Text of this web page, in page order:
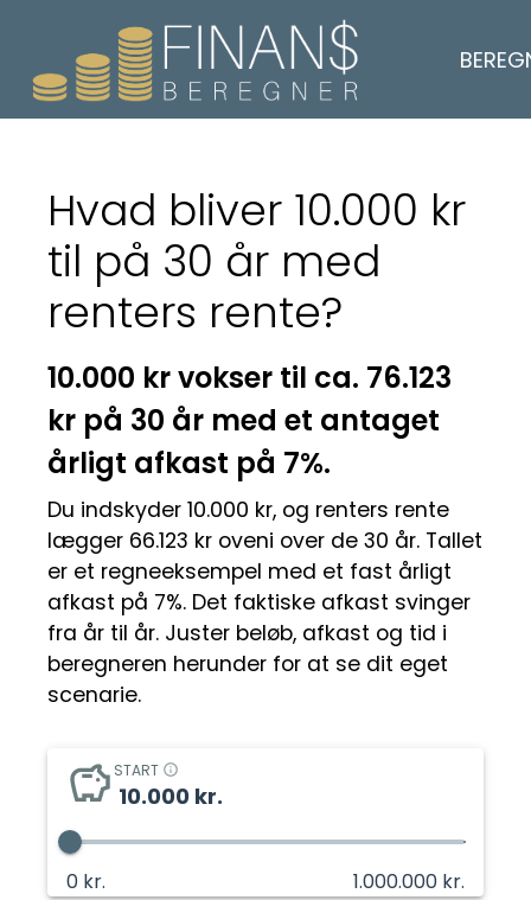
Hvad bliver 10.000 kr
til på 30 år med
renters rente?
10.000 kr vokser til ca. 76.123
kr på 30 år med et antaget
årligt afkast på 7%.
Du indskyder 10.000 kr, og renters rente
lægger 66.123 kr oveni over de 30 år. Tallet
er et regneeksempel med et fast årligt
afkast på 7%. Det faktiske afkast svinger
fra år til år. Juster beløb, afkast og tid i
beregneren herunder for at se dit eget
scenarie.
START
10.000 kr.
0 kr. 1.000.000 kr.